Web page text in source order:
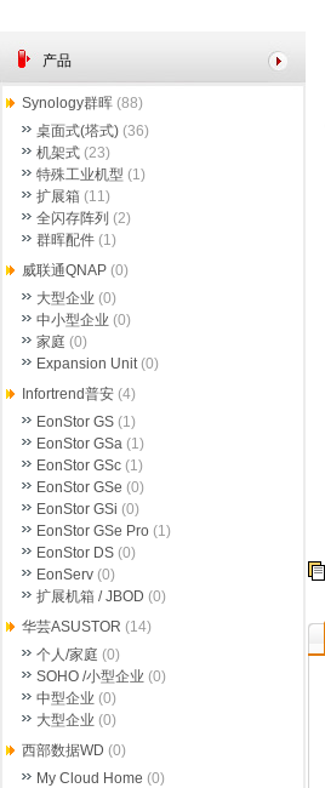
产品
Synology群晖 (88)
桌面式(塔式) (36)
机架式 (23)
特殊工业机型 (1)
扩展箱 (11)
全闪存阵列 (2)
群晖配件 (1)
威联通QNAP (0)
大型企业 (0)
中小型企业 (0)
家庭 (0)
Expansion Unit(0)
Infortrend普安 (4)
EonStor GS (1)
EonStor GSa (1)
EonStor GSc (1)
EonStor GSe (0)
EonStor GSi (0)
EonStor GSe Pro (1)
EonStor DS (0)
EonServ (0)
扩展机箱 / JBOD (0)
华芸ASUSTOR (14)
个人/家庭 (0)
SOHO /小型企业 (0)
中型企业 (0)
大型企业 (0)
西部数据WD (0)
My Cloud Home (0)